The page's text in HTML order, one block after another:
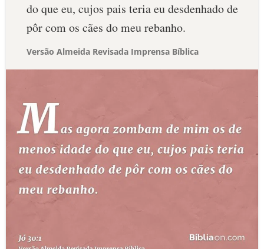
do que eu, cujos pais teria eu desdenhado de
pôr com os cães do meu rebanho.
Versão Almeida Revisada Imprensa Bíblica